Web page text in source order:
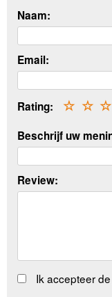
Naam:
Email:
Rating: ☆
☆
☆
Beschrijf uw
Review:
Ik accepteer de